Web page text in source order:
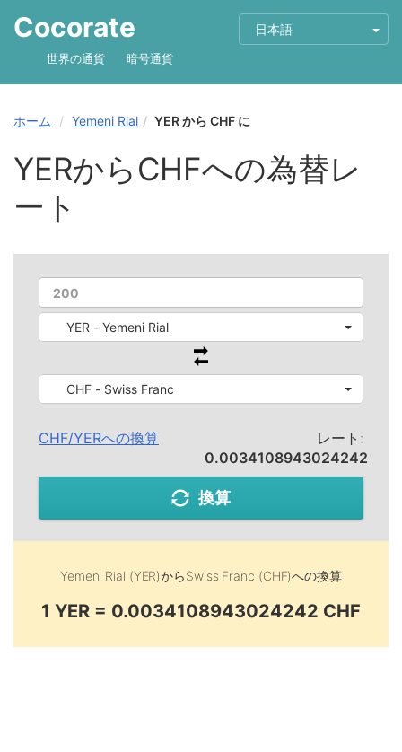
Cocorate 日本語
世界の通貨 暗号通貨
ホーム Yemeni Rial YER から CHF に
YERからCHFへの為替レ
ート
YER - Yemeni Rial
CHF - Swiss Franc
CHF/YERへの換算
レート:
0.0034108943024242
換算
Yemeni Rial (YER)からSwiss Franc (CHF)への換算
1 YER = 0.0034108943024242 CHF